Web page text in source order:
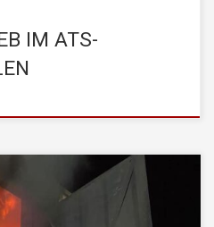
IM ATS-
– 05.11.2023) wurden
für Feuerwehren des